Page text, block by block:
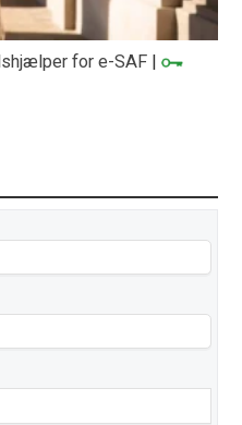
for e-SAF |